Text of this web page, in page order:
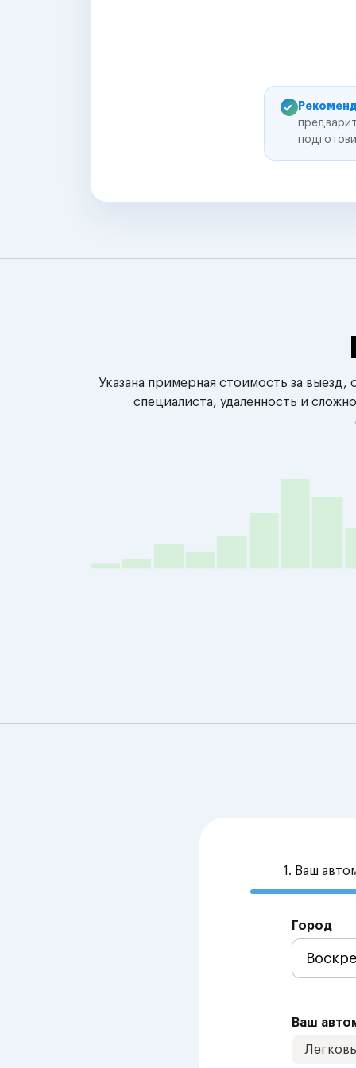
Указана примерная стоимость за
специалиста, удаленность и
1. Ваш
Город
Ваш